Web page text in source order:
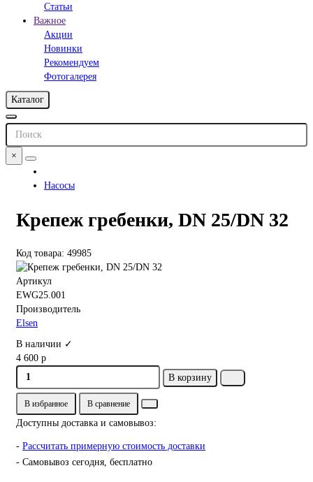
Статьи
Важное
Акции
Новинки
Рекомендуем
Фотогалерея
Каталог
×
Насосы
Крепеж гребенки, DN 25/DN 32
Код товара: 49985
Артикул
EWG25.001
Производитель
Elsen
В наличии ✓
4 600 р
В корзину
В избранное В сравнение
Доступны доставка и самовывоз:
- Рассчитать примерную стоимость доставки
- Самовывоз сегодня, бесплатно